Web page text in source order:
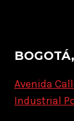
Avenida
Industrial